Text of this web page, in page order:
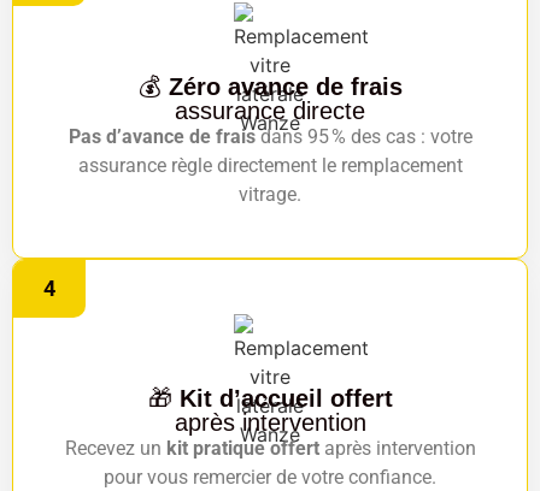
💰 Zéro avance de frais
assurance directe
Pas d’avance de fraisdans 95 % des cas : votre
assurance règle directement le remplacement
vitrage.
4
🎁 Kit d’accueil offert
après intervention
Recevez un kit pratique offertaprès intervention
pour vous remercier de votre confiance.